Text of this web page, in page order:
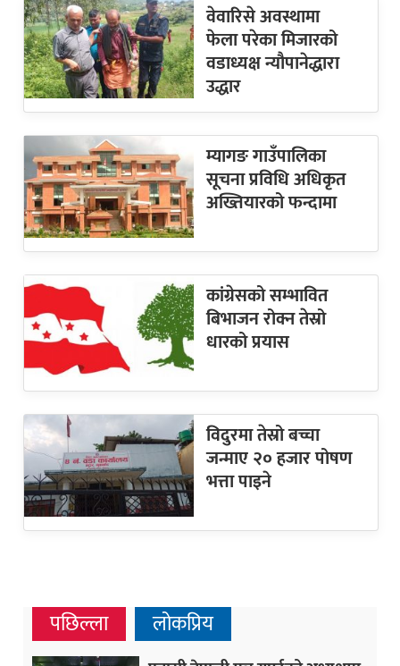
वेवारिसे अवस्थामा
फेला परेका मिजारको
वडाध्यक्ष न्यौपानेद्धारा
उद्धार
म्यागङ गाउँपालिका
सूचना प्रविधि अधिकृत
अख्तियारको फन्दामा
कांग्रेसको सम्भावित
बिभाजन रोक्न तेस्रो
धारको प्रयास
विदुरमा तेस्रो बच्चा
जन्माए २० हजार पोषण
भत्ता पाइने
पछिल्ला लोकप्रिय